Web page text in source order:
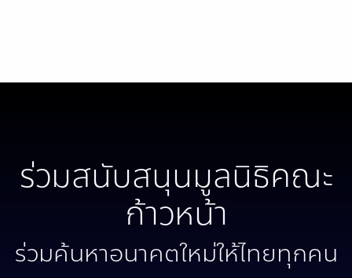
ร่วมสนับสนุนมูลนิธิคณะ
ก้าวหน้า
ร่วมค้นหาอนาคตใหม่ให้ไทยทุกคน